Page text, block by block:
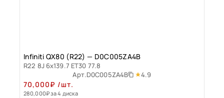
Infiniti QX80 (R22) — D0C005ZA4B
R22 8J 6x139.7 ET30 77.8
Арт.D0C005ZA4B 4.9
70,000₽ /шт.
280,000₽за 4 диска